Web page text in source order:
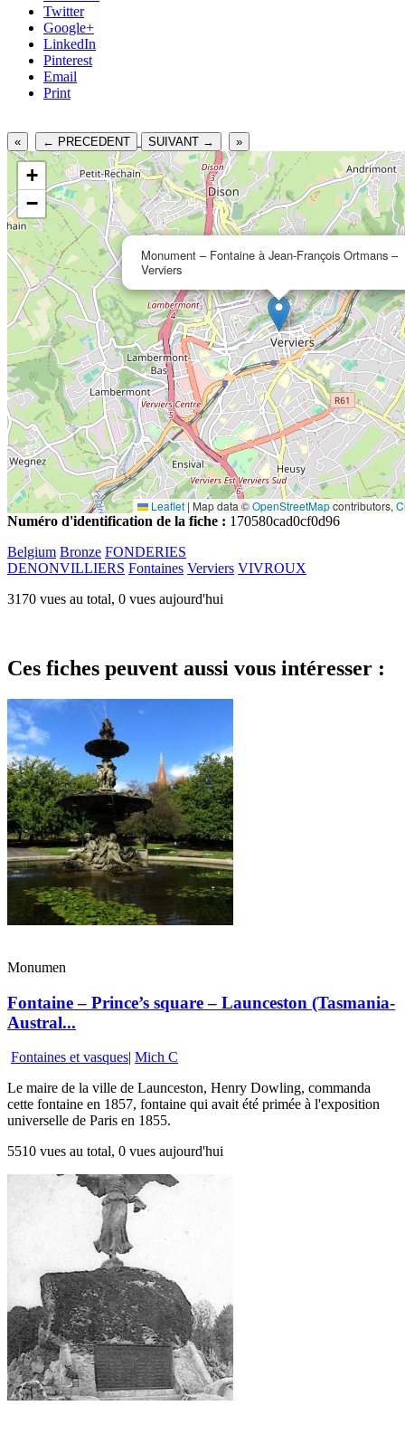
Twitter
Google+
LinkedIn
Pinterest
Email
Print
« ← PRECEDENT SUIVANT → »
Monument – Fontaine à Jean-François Ortmans –
Verviers
+
−
Leaflet | Map data ©OpenStreetMapcontributors,
Numéro d'identification de la fiche : 170580cad0cf0d96
Belgium Bronze FONDERIES
DENONVILLIERS Fontaines Verviers VIVROUX
3170 vues au total, 0 vues aujourd'hui
Ces fiches peuvent aussi vous intéresser :
Monumen
Fontaine – Prince’s square – Launceston (Tasmania-
Austral...
Fontaines et vasques| Mich C
Le maire de la ville de Launceston, Henry Dowling, commanda
cette fontaine en 1857, fontaine qui avait été primée à l'exposition
universelle de Paris en 1855.
5510 vues au total, 0 vues aujourd'hui